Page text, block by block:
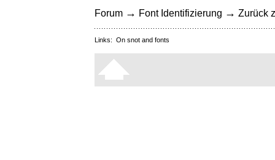
Forum → Font Identifizierung → Zurück
Links: On snot and fonts